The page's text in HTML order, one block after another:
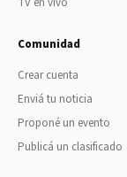
Comunidad
Crear cuenta
Enviá tu noticia
Proponé un evento
Publicá un clasificado